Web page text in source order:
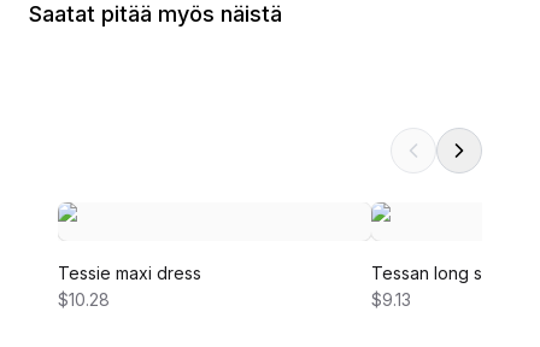
Saatat pitää myös näistä
Tessie maxi dress
$10.28
Tessan long sleeve
$9.13